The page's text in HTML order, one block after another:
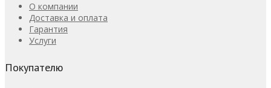
О компании
Доставка и оплата
Гарантия
Услуги
Покупателю